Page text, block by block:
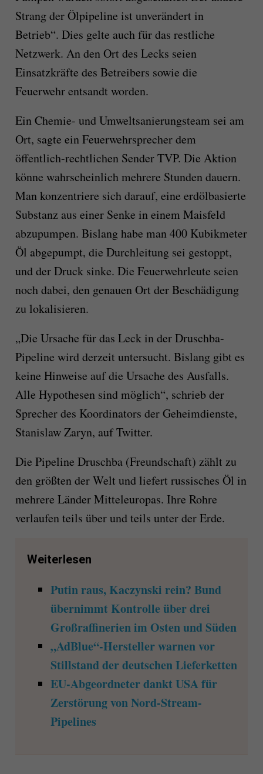
Strang der Ölpipeline ist unverändert in
Betrieb“. Dies gelte auch für das restliche
Netzwerk. An den Ort des Lecks seien
Einsatzkräfte des Betreibers sowie die
Feuerwehr entsandt worden.
Ein Chemie- und Umweltsanierungsteam sei am
Ort, sagte ein Feuerwehrsprecher dem
öffentlich-rechtlichen Sender TVP. Die Aktion
könne wahrscheinlich mehrere Stunden dauern.
Man konzentriere sich darauf, eine erdölbasierte
Substanz aus einer Senke in einem Maisfeld
abzupumpen. Bislang habe man 400 Kubikmeter
Öl abgepumpt, die Durchleitung sei gestoppt,
und der Druck sinke. Die Feuerwehrleute seien
noch dabei, den genauen Ort der Beschädigung
zu lokalisieren.
„Die Ursache für das Leck in der Druschba-
Pipeline wird derzeit untersucht. Bislang gibt es
keine Hinweise auf die Ursache des Ausfalls.
Alle Hypothesen sind möglich“, schrieb der
Sprecher des Koordinators der Geheimdienste,
Stanislaw Zaryn, auf Twitter.
Die Pipeline Druschba (Freundschaft) zählt zu
den größten der Welt und liefert russisches Öl in
mehrere Länder Mitteleuropas. Ihre Rohre
verlaufen teils über und teils unter der Erde.
Weiterlesen
Putin raus, Kaczynski rein? Bund
übernimmt Kontrolle über drei
Großraffinerien im Osten und Süden
„AdBlue“-Hersteller warnen vor
Stillstand der deutschen Lieferketten
EU-Abgeordneter dankt USA für
Zerstörung von Nord-Stream-
Pipelines